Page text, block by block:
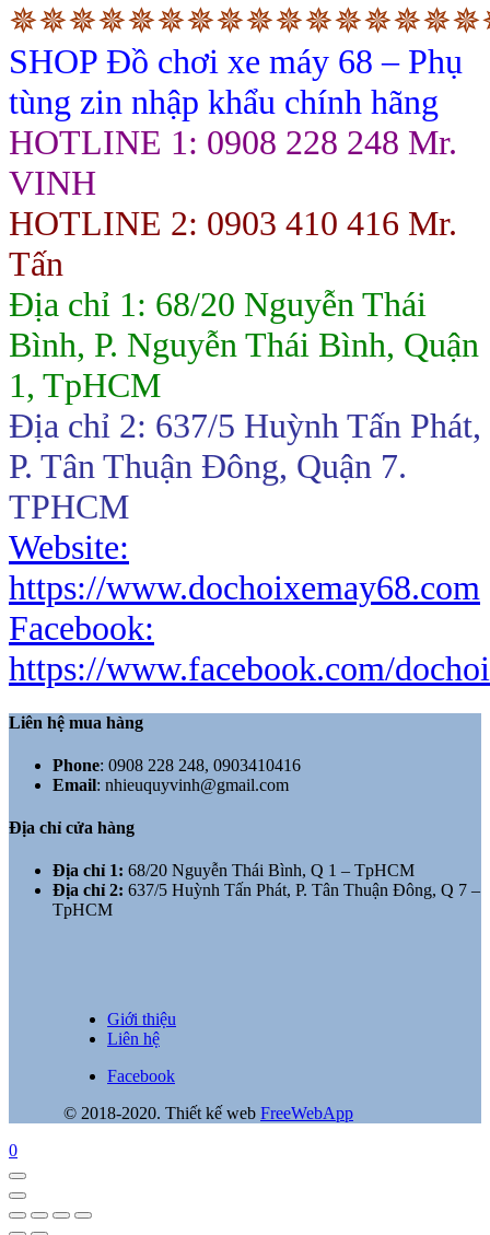
SHOP Đồ chơi xe máy 68 – Phụ
tùng zin nhập khẩu chính hãng
HOTLINE 1: 0908 228 248 Mr.
VINH
HOTLINE 2: 0903 410 416 Mr.
Tấn
Địa chỉ 1: 68/20 Nguyễn Thái
Bình, P. Nguyễn Thái Bình, Quận
1, TpHCM
Địa chỉ 2: 637/5 Huỳnh Tấn Phát,
P. Tân Thuận Đông, Quận 7.
TPHCM
Website:
https://www.dochoixemay68.com
Facebook:
https://www.facebook.com/
Liên hệ mua hàng
Phone: 0908 228 248, 0903410416
Email: nhieuquyvinh@gmail.com
Địa chỉ cửa hàng
Địa chỉ 1: 68/20 Nguyễn Thái Bình, Q 1 – TpHCM
Địa chỉ 2: 637/5 Huỳnh Tấn Phát, P. Tân Thuận Đông, Q 7 –
TpHCM
Giới thiệu
Liên hệ
Facebook
© 2018-2020. Thiết kế web FreeWebApp
0